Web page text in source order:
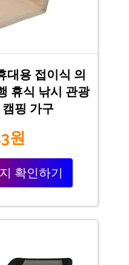
대용 접이식 의
휴식 낚시 관광
핑 가구
원
확인하기